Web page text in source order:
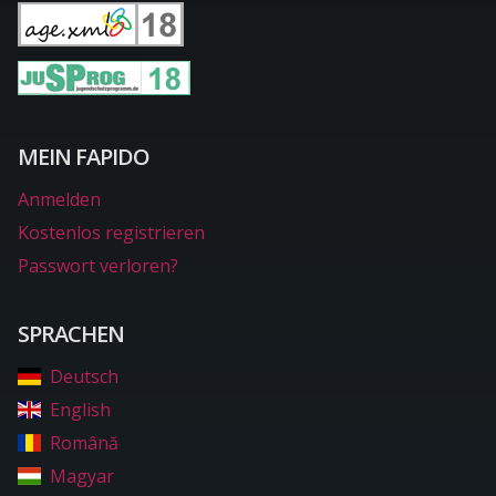
MEIN FAPIDO
Anmelden
Kostenlos registrieren
Passwort verloren?
SPRACHEN
Deutsch
English
Română
Magyar